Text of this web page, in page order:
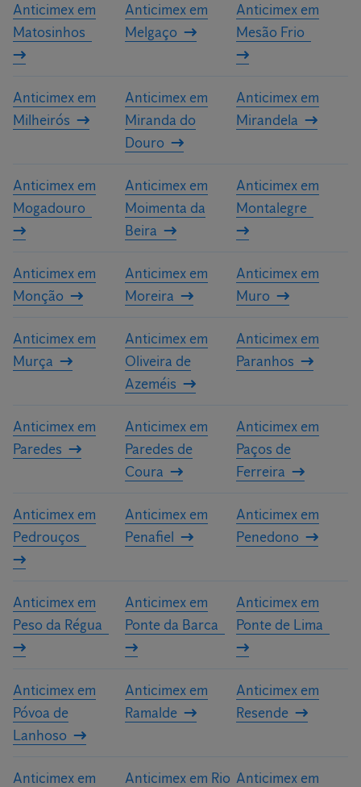
Anticimex em
Matosinhos
Anticimex em
Melgaço
Anticimex em
Mesão Frio
Anticimex em
Milheirós
Anticimex em
Miranda do
Douro
Anticimex em
Mirandela
Anticimex em
Mogadouro
Anticimex em
Moimenta da
Beira
Anticimex em
Montalegre
Anticimex em
Monção
Anticimex em
Moreira
Anticimex em
Muro
Anticimex em
Murça
Anticimex em
Oliveira de
Azeméis
Anticimex em
Paranhos
Anticimex em
Paredes
Anticimex em
Paredes de
Coura
Anticimex em
Paços de
Ferreira
Anticimex em
Pedrouços
Anticimex em
Penafiel
Anticimex em
Penedono
Anticimex em
Peso da Régua
Anticimex em
Ponte da Barca
Anticimex em
Ponte de Lima
Anticimex em
Póvoa de
Lanhoso
Anticimex em
Ramalde
Anticimex em
Resende
Anticimex em Anticimex em Rio Anticimex em